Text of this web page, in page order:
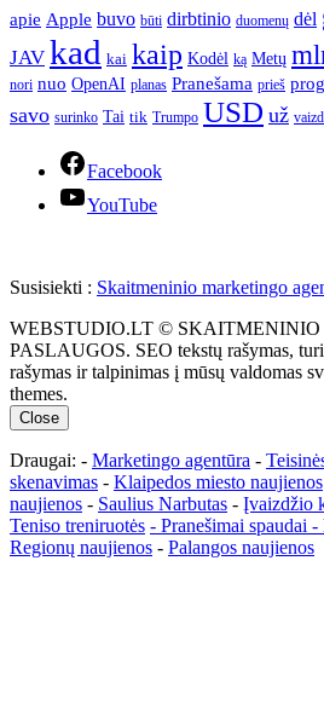
apie Apple buvo būti dirbtinio duomenų dėl
JAV kad kai kaip Kodėl ką Metų
nori nuo OpenAI planas Pranešama prieš
savo surinko Tai tik Trumpo USD už
Facebook
YouTube
Susisiekti : Skaitmeninio marketingo
WEBSTUDIO.LT ©
PASLAUGOS. SEO tekstų rašymas,
rašymas ir talpinimas į mūsų valdomas
themes.
Close
Draugai: - Marketingo agentūra -
skenavimas - Klaipedos miesto naujienos
naujienos - Saulius Narbutas - Įvaizdžio
Teniso treniruotės - Pranešimai spaudai -
Regionų naujienos - Palangos naujienos